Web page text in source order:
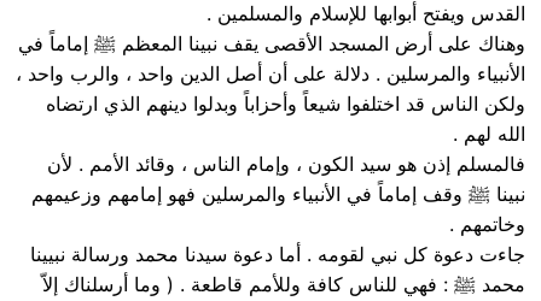
القدس ويفتح أبوابها للإسلام والمسلمين .
وهناك على أرض المسجد الأقصى يقف نبينا المعظم ﷺ إماماً في
الأنبياء والمرسلين . دلالة على أن أصل الدين واحد ، والرب واحد ،
ولكن الناس قد اختلفوا شيعاً وأحزاباً وبدلوا دينهم الذي ارتضاه
الله لهم .
فالمسلم إذن هو سيد الكون ، وإمام الناس ، وقائد الأمم . لأن
نبينا ﷺ وقف إماماً في الأنبياء والمرسلين فهو إمامهم وزعيمهم
وخاتمهم .
جاءت دعوة كل نبي لقومه . أما دعوة سيدنا محمد ورسالة نبيينا
محمد ﷺ : فهي للناس كافة وللأمم قاطعة . ( وما أرسلناك إلاّ